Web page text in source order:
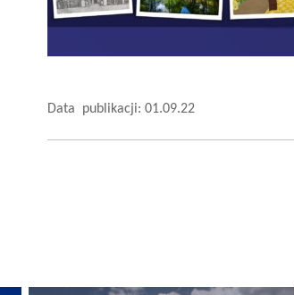
Data publikacji: 01.09.22